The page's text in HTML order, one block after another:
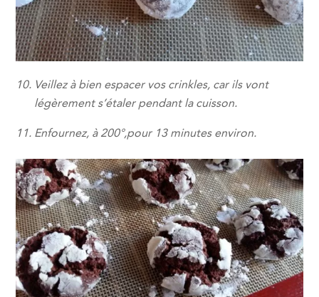
Veillez à bien espacer vos crinkles, car ils vont
légèrement s’étaler pendant la cuisson.
Enfournez, à 200°,pour 13 minutes environ.